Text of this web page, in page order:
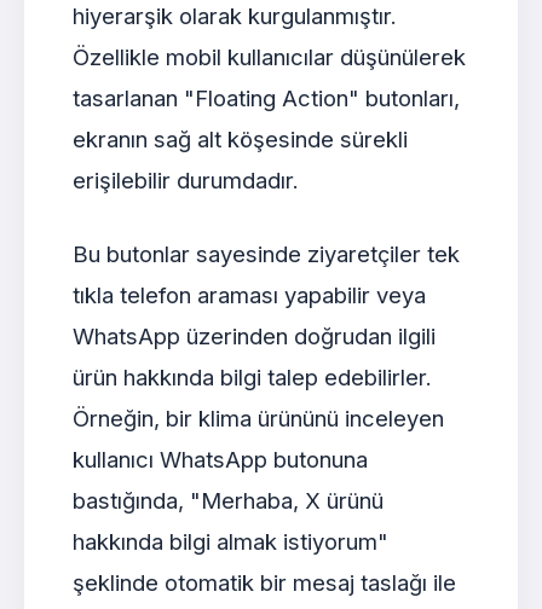
hiyerarşik olarak kurgulanmıştır.
Özellikle mobil kullanıcılar düşünülerek
tasarlanan "Floating Action" butonları,
ekranın sağ alt köşesinde sürekli
erişilebilir durumdadır.
Bu butonlar sayesinde ziyaretçiler tek
tıkla telefon araması yapabilir veya
WhatsApp üzerinden doğrudan ilgili
ürün hakkında bilgi talep edebilirler.
Örneğin, bir klima ürününü inceleyen
kullanıcı WhatsApp butonuna
bastığında, "Merhaba, X ürünü
hakkında bilgi almak istiyorum"
şeklinde otomatik bir mesaj taslağı ile